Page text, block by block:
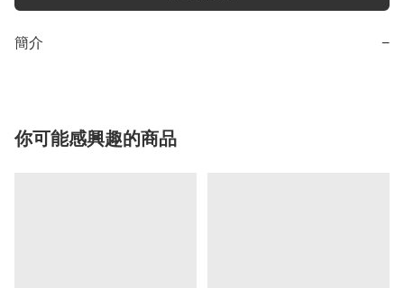
簡介 −
你可能感興趣的商品